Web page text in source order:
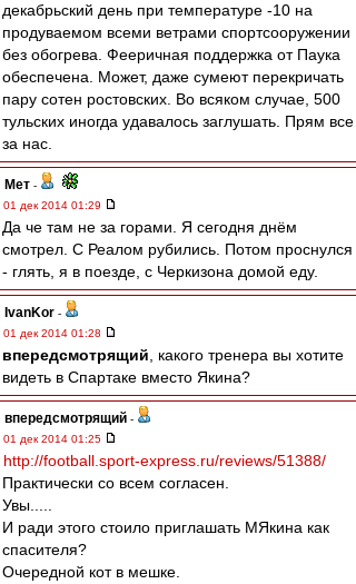
декабрьский день при температуре -10 на
продуваемом всеми ветрами спортсооружении
без обогрева. Фееричная поддержка от Паука
обеспечена. Может, даже сумеют перекричать
пару сотен ростовских. Во всяком случае, 500
тульских иногда удавалось заглушать. Прям все
за нас.
Мет -
01 дек 2014 01:29
Да че там не за горами. Я сегодня днём
смотрел. С Реалом рубились. Потом проснулся
- глять, я в поезде, с Черкизона домой еду.
IvanKor -
01 дек 2014 01:28
впередсмотрящий , какого тренера вы хотите
видеть в Спартаке вместо Якина?
впередсмотрящий -
01 дек 2014 01:25
http://football.sport-express.ru/reviews/51388/
Практически со всем согласен.
Увы.....
И ради этого стоило приглашать МЯкина как
спасителя?
Очередной кот в мешке.